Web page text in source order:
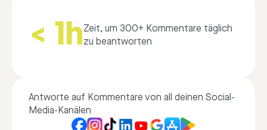
< 1hZeit, um 300+ Kommentare täglich
zu beantworten
Antworte auf Kommentare von all deinen Social-
Media-Kanälen